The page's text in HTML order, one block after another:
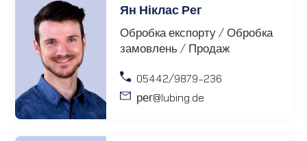
Ян Ніклас Рег
Обробка експорту / Обробка
замовлень / Продаж
05442/9879-236
рег@lubing.de